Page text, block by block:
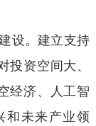
设。建立支持
投资空间大、
经济、人工智
和未来产业领